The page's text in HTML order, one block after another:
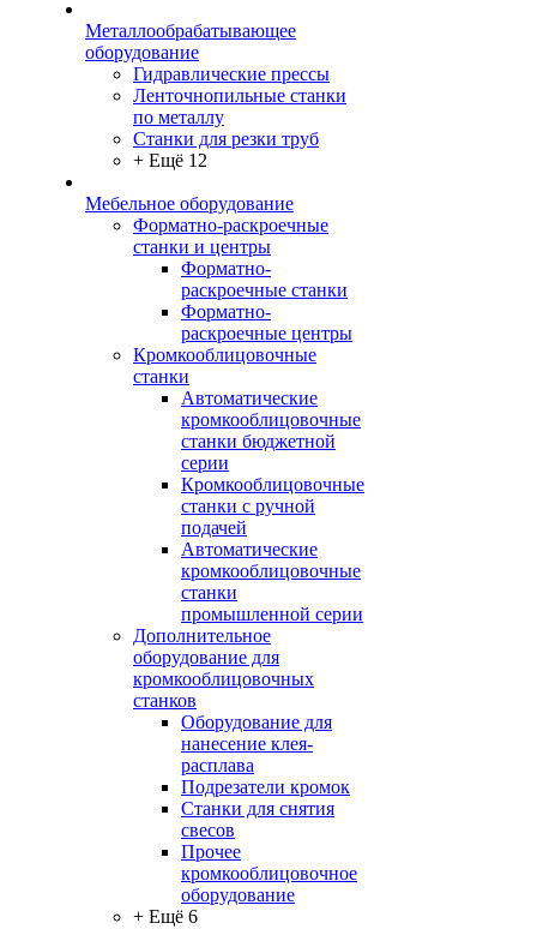
Металлообрабатывающее
оборудование
Гидравлические прессы
Ленточнопильные станки
по металлу
Станки для резки труб
+ Ещё 12
Мебельное оборудование
Форматно-раскроечные
станки и центры
Форматно-
раскроечные станки
Форматно-
раскроечные центры
Кромкооблицовочные
станки
Автоматические
кромкооблицовочные
станки бюджетной
серии
Кромкооблицовочные
станки с ручной
подачей
Автоматические
кромкооблицовочные
станки
промышленной серии
Дополнительное
оборудование для
кромкооблицовочных
станков
Оборудование для
нанесение клея-
расплава
Подрезатели кромок
Станки для снятия
свесов
Прочее
кромкооблицовочное
оборудование
+ Ещё 6